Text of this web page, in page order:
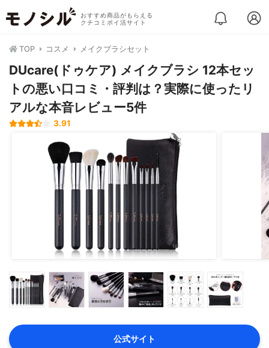
おすすめ商品がもらえる
クチコミポイ活サイト
TOP コスメ メイクブラシセット
DUcare(ドゥケア) メイクブラシ 12本セッ
トの悪い口コミ・評判は？実際に使ったリ
アルな本音レビュー5件
3.91
公式サイト